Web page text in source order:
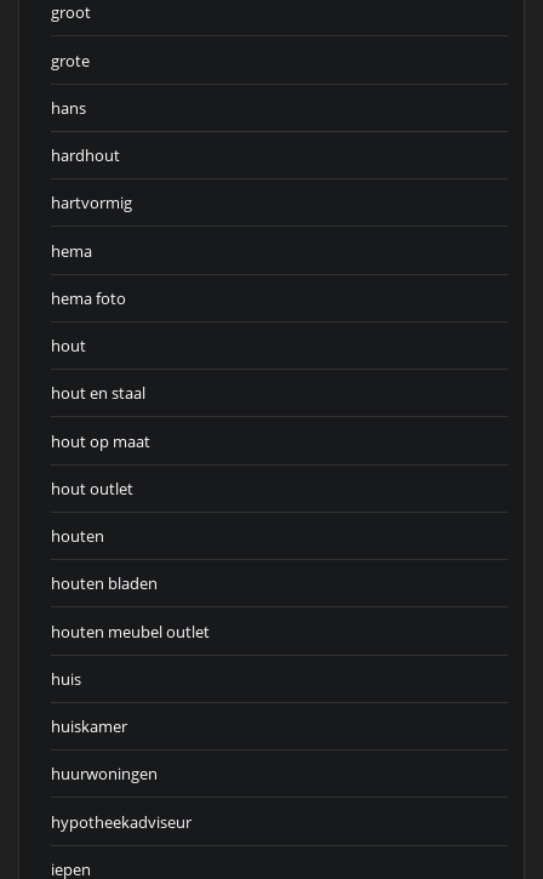
groot
grote
hans
hardhout
hartvormig
hema
hema foto
hout
hout en staal
hout op maat
hout outlet
houten
houten bladen
houten meubel outlet
huis
huiskamer
huurwoningen
hypotheekadviseur
iepen